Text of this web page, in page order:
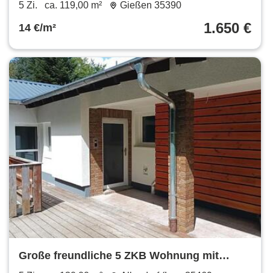
5 Zi. ca. 119,00 m² Gießen 35390
14 €/m² 1.650 €
Große freundliche 5 ZKB Wohnung mit